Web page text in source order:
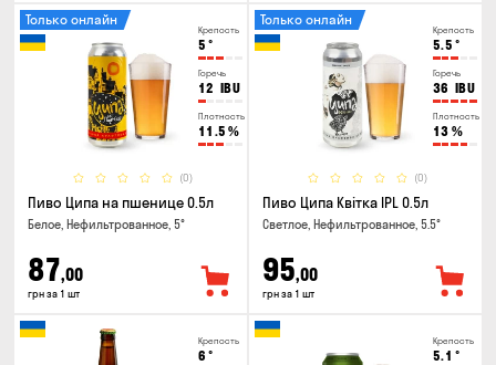
Крепость
5 °
Горечь
12 IBU
Плотность
11.5 %
(0)
Только онлайн
Пиво Ципа на пшенице 0.5л
Белое, Нефильтрованное, 5°
87,00
грн за 1 шт
Крепость
5.5 °
Горечь
36 IBU
Плотность
13 %
(0)
Только онлайн
Пиво Ципа Квітка IPL 0.5л
Светлое, Нефильтрованное, 5.5°
95,00
грн за 1 шт
Крепость
6 °
Крепость
5.1 °